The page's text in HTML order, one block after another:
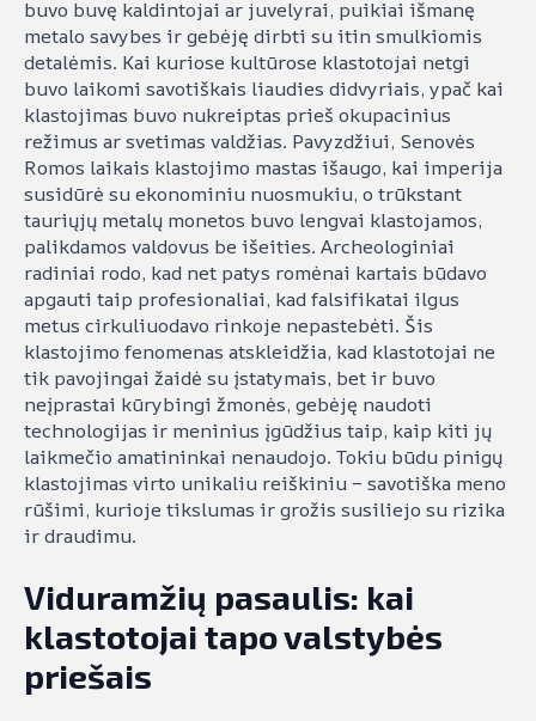
buvo buvę kaldintojai ar juvelyrai, puikiai išmanę
metalo savybes ir gebėję dirbti su itin smulkiomis
detalėmis. Kai kuriose kultūrose klastotojai netgi
buvo laikomi savotiškais liaudies didvyriais, ypač kai
klastojimas buvo nukreiptas prieš okupacinius
režimus ar svetimas valdžias. Pavyzdžiui, Senovės
Romos laikais klastojimo mastas išaugo, kai imperija
susidūrė su ekonominiu nuosmukiu, o trūkstant
tauriųjų metalų monetos buvo lengvai klastojamos,
palikdamos valdovus be išeities. Archeologiniai
radiniai rodo, kad net patys romėnai kartais būdavo
apgauti taip profesionaliai, kad falsifikatai ilgus
metus cirkuliuodavo rinkoje nepastebėti. Šis
klastojimo fenomenas atskleidžia, kad klastotojai ne
tik pavojingai žaidė su įstatymais, bet ir buvo
neįprastai kūrybingi žmonės, gebėję naudoti
technologijas ir meninius įgūdžius taip, kaip kiti jų
laikmečio amatininkai nenaudojo. Tokiu būdu pinigų
klastojimas virto unikaliu reiškiniu – savotiška meno
rūšimi, kurioje tikslumas ir grožis susiliejo su rizika
ir draudimu.
Viduramžių pasaulis: kai
klastotojai tapo valstybės
priešais